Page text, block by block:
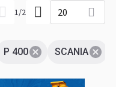
1/2 20
SCANIA
P 400